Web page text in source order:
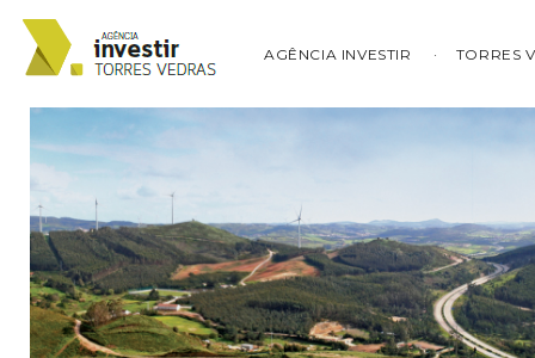
AGÊNCIA INVESTIR TORRES